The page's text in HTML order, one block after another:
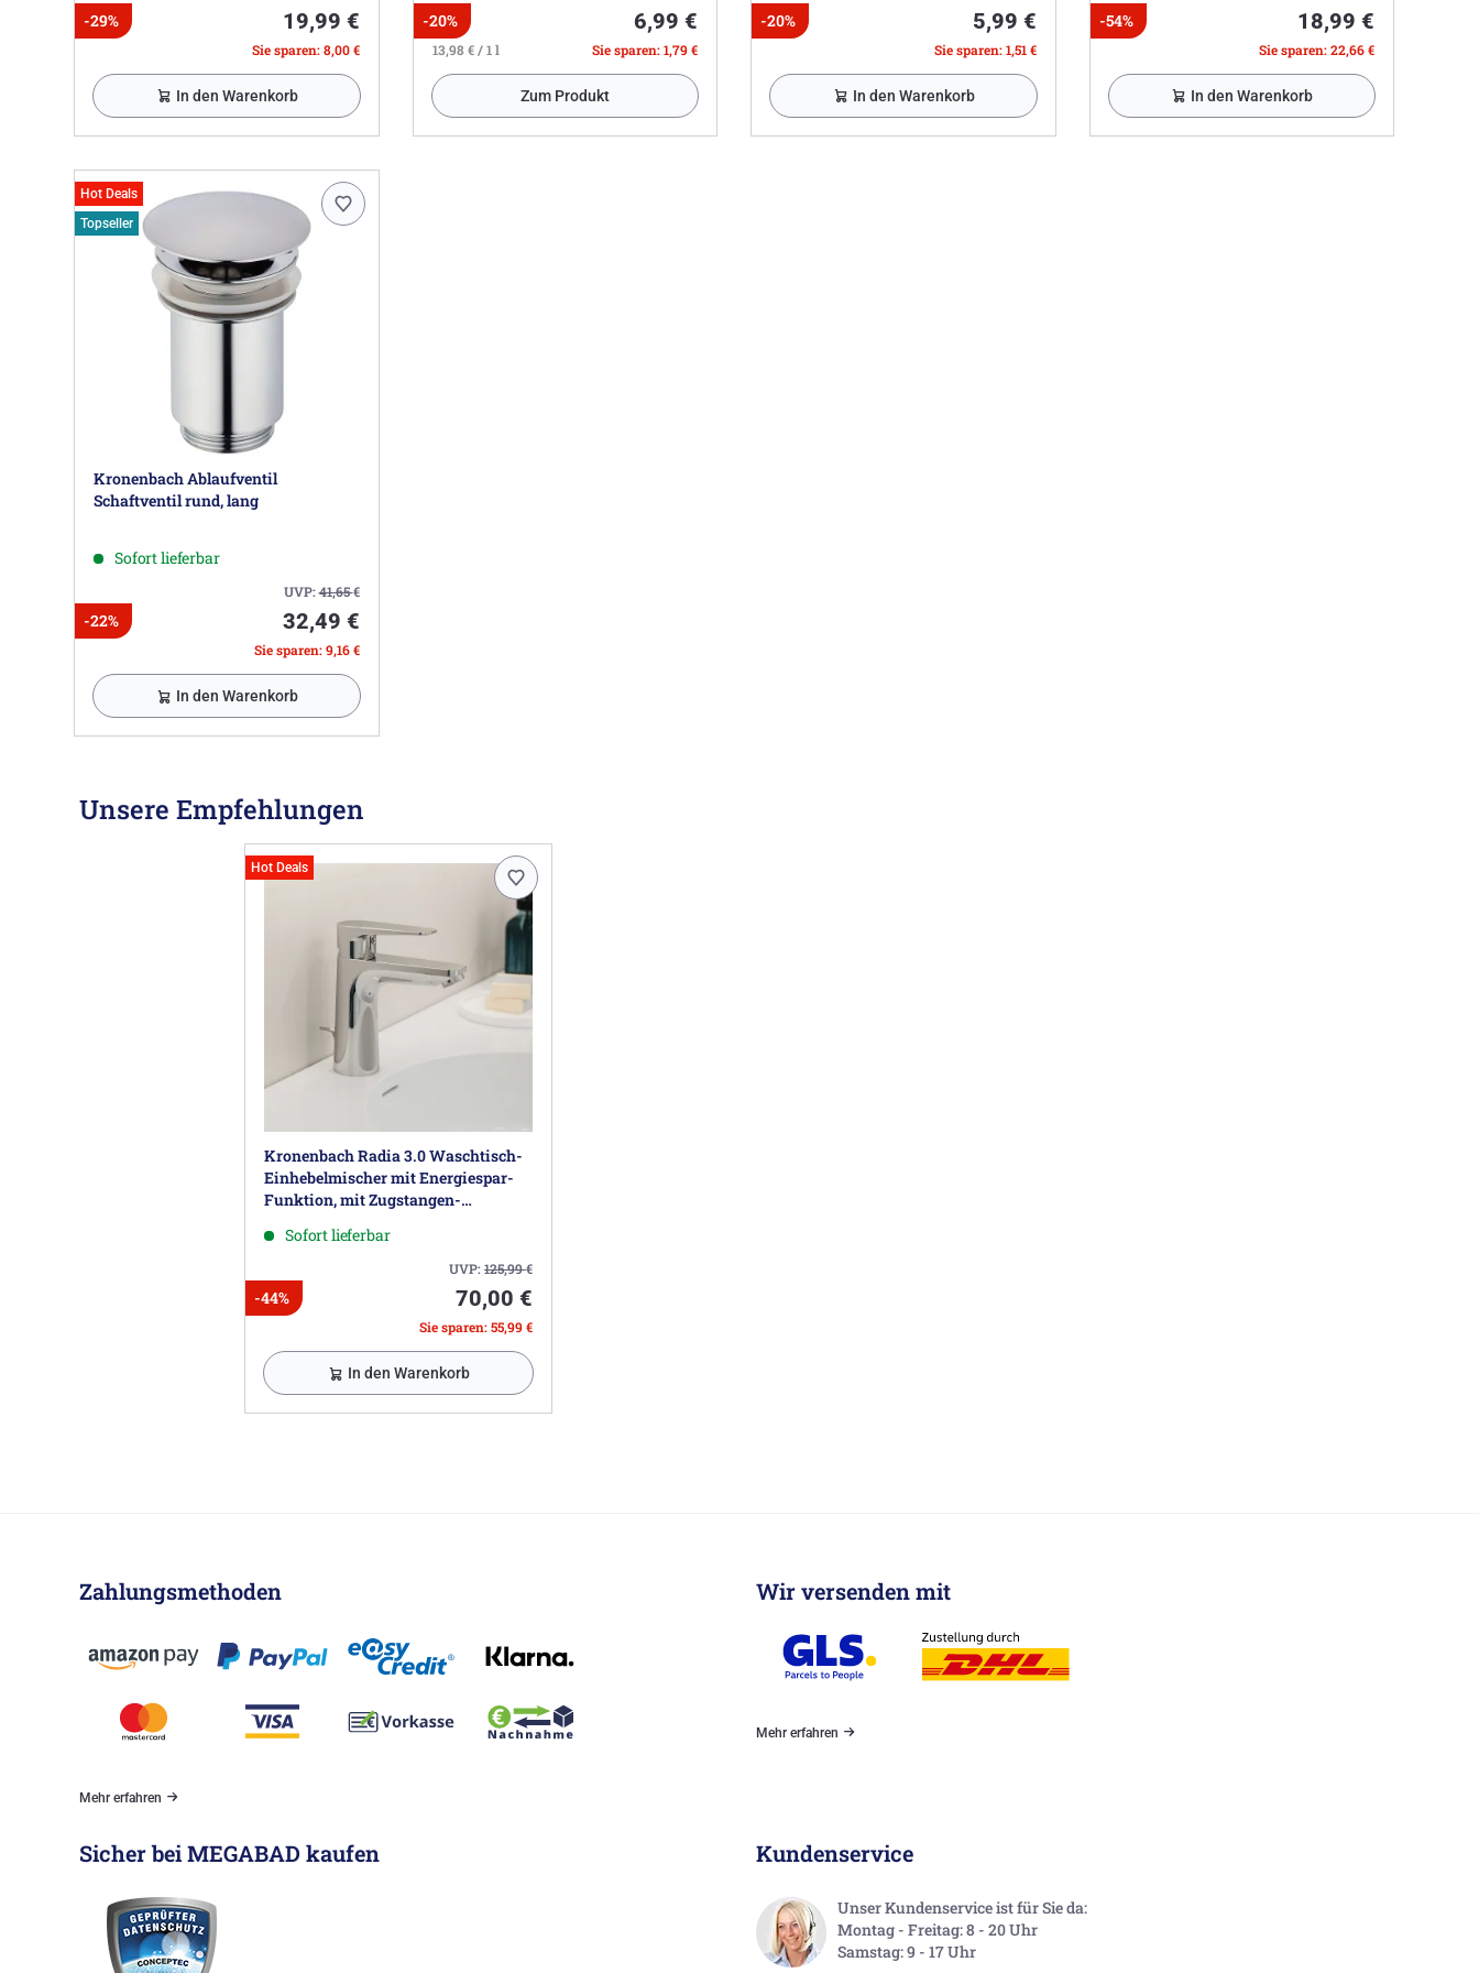
-29% 19,99 €
Sie sparen: 8,00 €
In den Warenkorb
-20% 6,99 €
13,98 € / 1 l Sie sparen: 1,79 €
Zum Produkt
-20% 5,99 €
Sie sparen: 1,51 €
In den Warenkorb
-54% 18,99 €
Sie sparen: 22,66 €
In den Warenkorb
Hot Deals
Topseller
Kronenbach Ablaufventil
Schaftventil rund, lang
Sofort lieferbar
UVP:41,65€
-22% 32,49 €
Sie sparen: 9,16 €
In den Warenkorb
Unsere Empfehlungen
Hot Deals
Kronenbach Radia 3.0 Waschtisch-
Einhebelmischer mit Energiespar-
Funktion, mit Zugstangen-
Sofort lieferbar
UVP:125,99€
-44% 70,00 €
Sie sparen: 55,99 €
In den Warenkorb
Zahlungsmethoden
Mehr erfahren
Wir versenden mit
Mehr erfahren
Sicher bei MEGABAD kaufen Kundenservice
Unser Kundenservice ist für Sie da:
Montag - Freitag: 8 - 20 Uhr
Samstag: 9 - 17 Uhr